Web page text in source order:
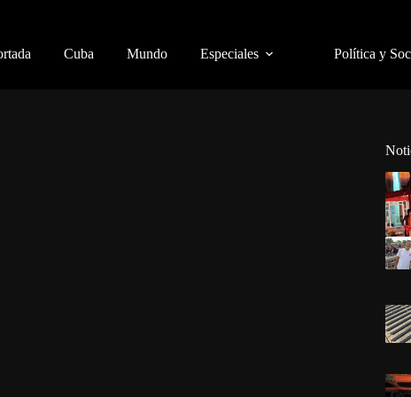
Cuba Mundo Especiales Política y